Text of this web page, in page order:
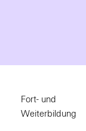
Fort- und
Weiterbildung